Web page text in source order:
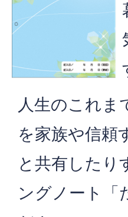
人生のこれま
を家族や信頼
と共有したり
ングノート「